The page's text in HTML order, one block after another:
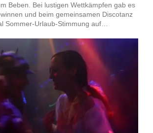
Beben. Bei lustigen Wettkämpfen gab es
und beim gemeinsamen Discotanz
Sommer-Urlaub-Stimmung auf…